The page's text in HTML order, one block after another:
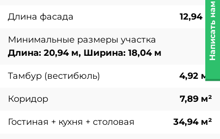
Длина фасада 12,94 м
Минимальные размеры участка
Длина: 20,94 м, Ширина: 18,04 м
Тамбур (вестибюль) 4,92 м²
Коридор 7,89 м²
Гостиная + кухня + столовая 34,94 м²
Написать нам